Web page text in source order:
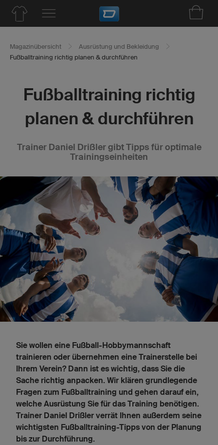
Magazinübersicht
Ausrüstung und Bekleidung
Fußballtraining richtig planen & durchführen
Fußballtraining richtig
planen & durchführen
Trainer Daniel Drißler gibt Tipps für optimale
Trainingseinheiten
Sie wollen eine Fußball-Hobbymannschaft
trainieren oder übernehmen eine Trainerstelle bei
Ihrem Verein? Dann ist es wichtig, dass Sie die
Sache richtig anpacken. Wir klären grundlegende
Fragen zum Fußballtraining und gehen darauf ein,
welche Ausrüstung Sie für das Training benötigen.
Trainer Daniel Drißler verrät Ihnen außerdem seine
wichtigsten Fußballtraining-Tipps von der Planung
bis zur Durchführung.